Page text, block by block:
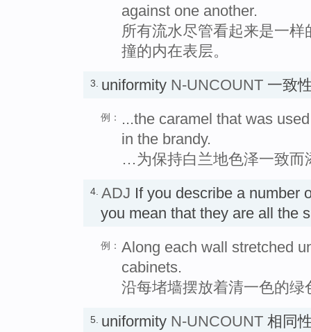
against one another.
所有流水尽管看起来是一
撞的内在表层。
3. uniformity N-UNCOUNT 一致
例：
...the caramel that was
in the brandy.
…为保持白兰地色泽一致而
4. ADJ If you describe a number
you mean that they are all the
例： Along each wall stretched
cabinets.
沿每堵墙摆放着清一色的绿
5. uniformity N-UNCOUNT 相同